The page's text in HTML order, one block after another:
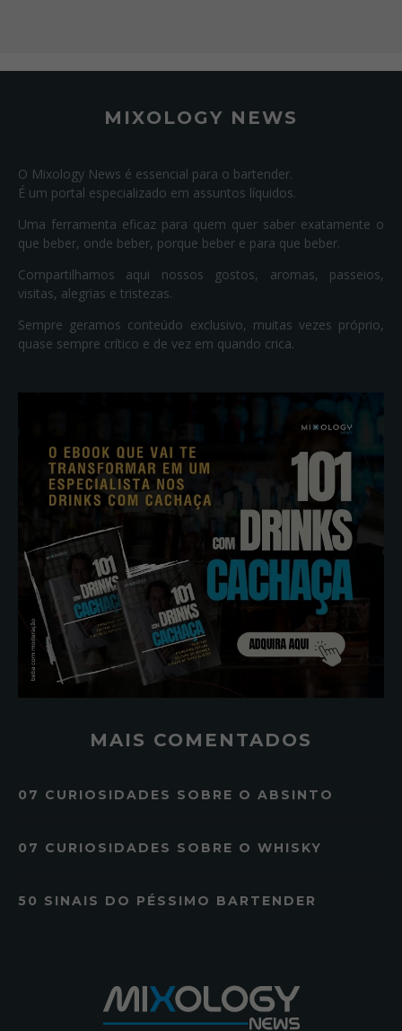
MIXOLOGY NEWS
O Mixology News é essencial para o bartender.
É um portal especializado em assuntos líquidos.
Uma ferramenta eficaz para quem quer saber exatamente o
que beber, onde beber, porque beber e para que beber.
Compartilhamos aqui nossos gostos, aromas, passeios,
visitas, alegrias e tristezas.
Sempre geramos conteúdo exclusivo, muitas vezes próprio,
quase sempre crítico e de vez em quando crica.
MAIS COMENTADOS
07 CURIOSIDADES SOBRE O ABSINTO
07 CURIOSIDADES SOBRE O WHISKY
50 SINAIS DO PÉSSIMO BARTENDER